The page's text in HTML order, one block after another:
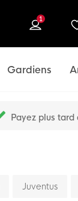
1
Gardiens
Payez plus
Juventus